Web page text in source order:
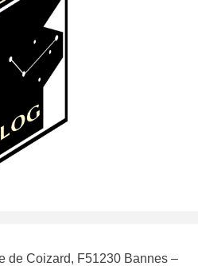
de Coizard, F51230 Bannes –